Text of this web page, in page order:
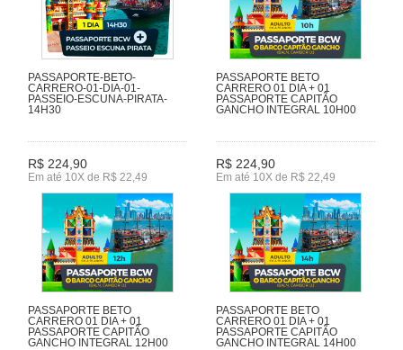
PASSAPORTE-BETO-
CARRERO-01-DIA-01-
PASSEIO-ESCUNA-PIRATA-
14H30
R$ 224,90
Em até 10X de R$ 22,49
PASSAPORTE BETO
CARRERO 01 DIA + 01
PASSAPORTE CAPITÃO
GANCHO INTEGRAL 10H00
R$ 224,90
Em até 10X de R$ 22,49
PASSAPORTE BETO
CARRERO 01 DIA + 01
PASSAPORTE CAPITÃO
GANCHO INTEGRAL 12H00
PASSAPORTE BETO
CARRERO 01 DIA + 01
PASSAPORTE CAPITÃO
GANCHO INTEGRAL 14H00